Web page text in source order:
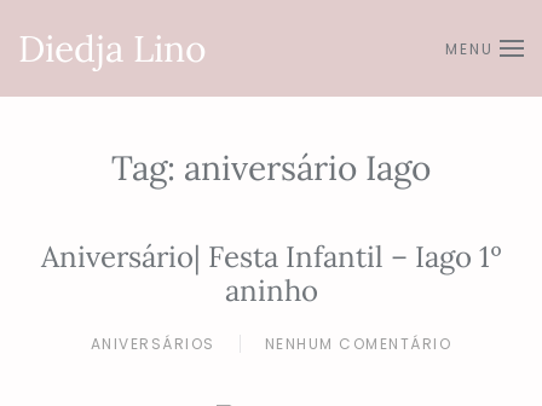
Skip to main content
Diedja Lino MENU
Tag: aniversário Iago
Aniversário| Festa Infantil – Iago 1º
aninho
ANIVERSÁRIOS NENHUM COMENTÁRIO
EM